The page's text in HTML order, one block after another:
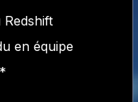
en équipe